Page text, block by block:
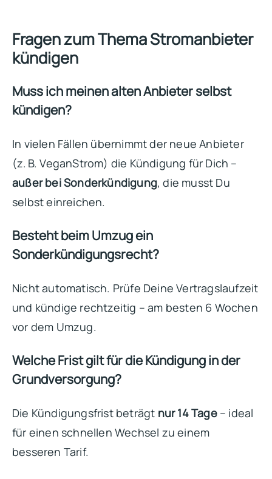
Fragen zum Thema Stromanbieter
kündigen
Muss ich meinen alten Anbieter selbst
kündigen?
In vielen Fällen übernimmt der neue Anbieter
(z. B. VeganStrom) die Kündigung für Dich –
außer bei Sonderkündigung, die musst Du
selbst einreichen.
Besteht beim Umzug ein
Sonderkündigungsrecht?
Nicht automatisch. Prüfe Deine Vertragslaufzeit
und kündige rechtzeitig – am besten 6 Wochen
vor dem Umzug.
Welche Frist gilt für die Kündigung in der
Grundversorgung?
Die Kündigungsfrist beträgt nur 14 Tage– ideal
für einen schnellen Wechsel zu einem
besseren Tarif.